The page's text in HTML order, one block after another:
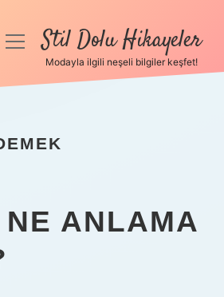
menüyüStil Dolu Hikayeler
Modayla ilgili neşeli bilgiler keşfet!
ANLAMA